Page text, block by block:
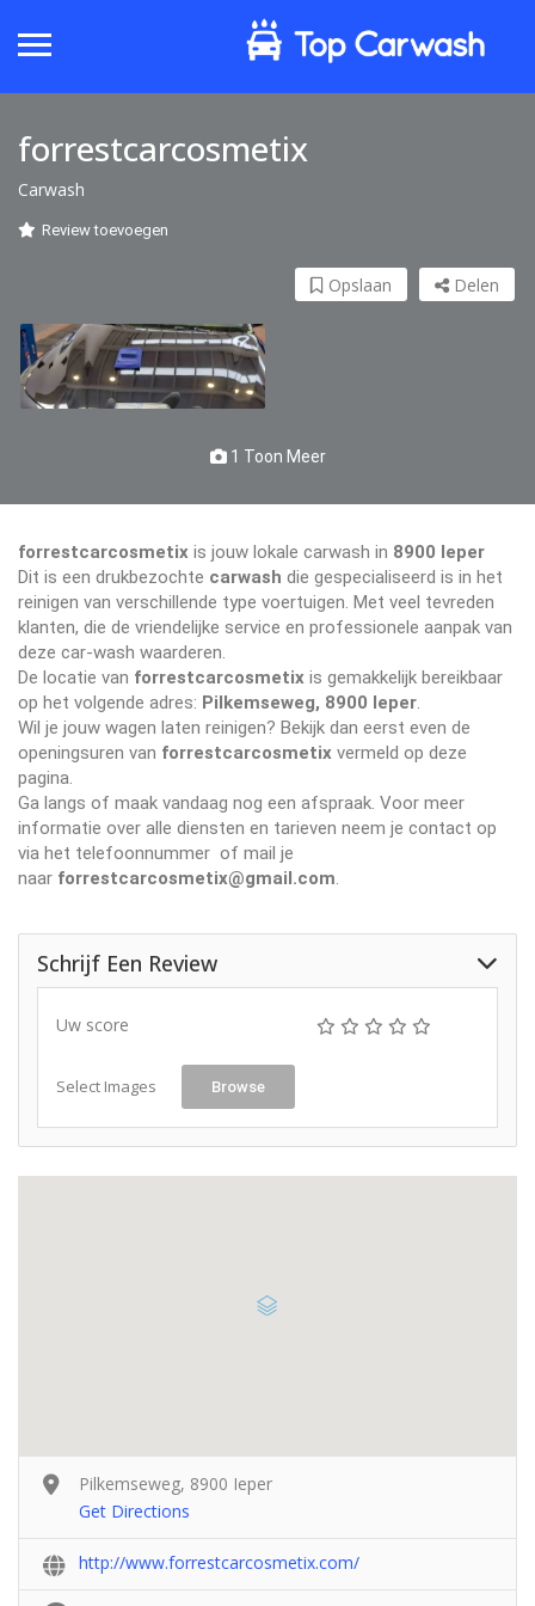
forrestcarcosmetix
Carwash
Review toevoegen
Delen
Opslaan
1 Toon Meer
forrestcarcosmetix is jouw lokale carwash in 8900 Ieper
Dit is een drukbezochte carwash die gespecialiseerd is in het
reinigen van verschillende type voertuigen. Met veel tevreden
klanten, die de vriendelijke service en professionele aanpak van
deze car-wash waarderen.
De locatie van forrestcarcosmetix is gemakkelijk bereikbaar
op het volgende adres: Pilkemseweg, 8900 Ieper
Wil je jouw wagen laten reinigen? Bekijk dan eerst even de
openingsuren van forrestcarcosmetix vermeld op deze
pagina.
Ga langs of maak vandaag nog een afspraak. Voor meer
informatie over alle diensten en tarieven neem je contact op
via het telefoonnummer of mail je
naar forrestcarcosmetix@gmail.com
Schrijf Een Review
Uw score
Select Images Browse
Pilkemseweg, 8900 Ieper
Get Directions
http://www.forrestcarcosmetix.com/